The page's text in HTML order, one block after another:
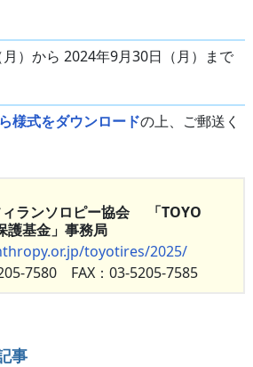
）から 2024年9月30日（月）まで
様式をダウンロードの上、ご郵送く
ィランソロピー協会 「TOYO
護基金」事務局
toyotires/2025/
7580 FAX：03-5205-7585
事